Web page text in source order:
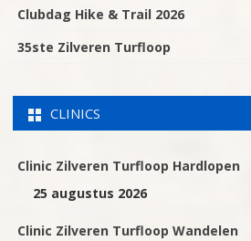
Clubdag Hike & Trail 2026
35ste Zilveren Turfloop
CLINICS
Clinic Zilveren Turfloop Hardlopen
25 augustus 2026
Clinic Zilveren Turfloop Wandelen